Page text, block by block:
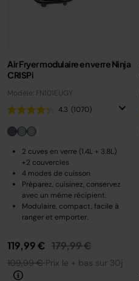
Air Fryer modulaire en verre Ninja
CRISPi
Modèle: FN101EUGY
4.3 (1070)
2 cuves en verre (1.4L + 3.8L)
+2 couvercles
4 modes de cuisson
Préparez, cuisinez, conservez
avec un même récipient.
Modulaire, compact, facile à
ranger et emporter.
119,99 € Prix réduit de
179,99 €au
109,99 €Prix le + bas sur 30j